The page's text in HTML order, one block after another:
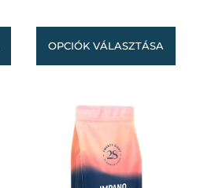
OPCIÓK VÁLASZTÁSA